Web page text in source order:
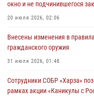
окно и не подчинившегося
20 июля 2026, 02:06
Внесены изменения в
гражданского оружия
31 июля 2026, 01:48
Сотрудники СОБР «Харза»
рамках акции «Каникулы с